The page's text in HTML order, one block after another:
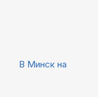
В Минск на